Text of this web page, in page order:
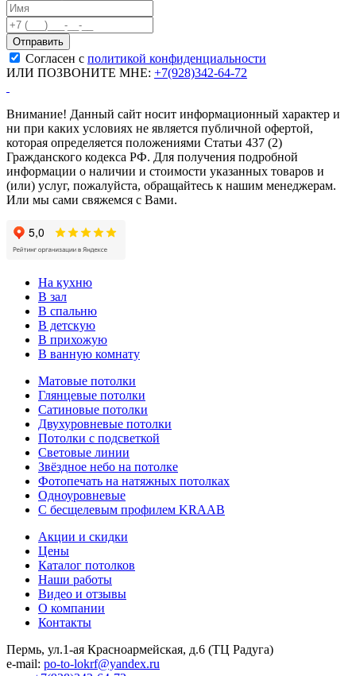
Согласен с политикой конфиденциальности
ИЛИ ПОЗВОНИТЕ МНЕ: +7(928)342-64-72
Внимание! Данный сайт носит информационный характер и
ни при каких условиях не является публичной офертой,
которая определяется положениями Статьи 437 (2)
Гражданского кодекса РФ. Для получения подробной
информации о наличии и стоимости указанных товаров и
(или) услуг, пожалуйста, обращайтесь к нашим менеджерам.
Или мы сами свяжемся с Вами.
На кухню
В зал
В спальню
В детскую
В прихожую
В ванную комнату
Матовые потолки
Глянцевые потолки
Сатиновые потолки
Двухуровневые потолки
Потолки с подсветкой
Световые линии
Звёздное небо на потолке
Фотопечать на натяжных потолках
Одноуровневые
С бесщелевым профилем KRAAB
Акции и скидки
Цены
Каталог потолков
Наши работы
Видео и отзывы
О компании
Контакты
Пермь, ул.1-ая Красноармейская, д.6 (ТЦ Радуга)
e-mail: po-to-lokrf@yandex.ru